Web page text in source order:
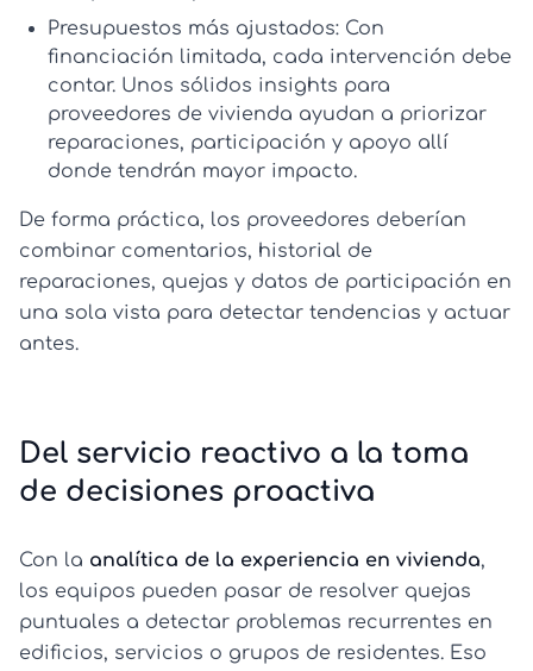
Presupuestos más ajustados: Con
financiación limitada, cada intervención debe
contar. Unos sólidos insights para
proveedores de vivienda ayudan a priorizar
reparaciones, participación y apoyo allí
donde tendrán mayor impacto.
De forma práctica, los proveedores deberían
combinar comentarios, historial de
reparaciones, quejas y datos de participación en
una sola vista para detectar tendencias y actuar
antes.
Del servicio reactivo a la toma
de decisiones proactiva
Con la analítica de la experiencia en vivienda,
los equipos pueden pasar de resolver quejas
puntuales a detectar problemas recurrentes en
edificios, servicios o grupos de residentes. Eso